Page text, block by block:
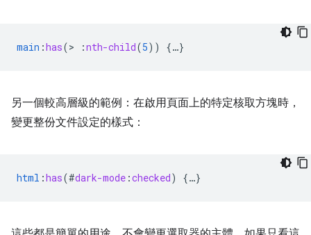
main :has(> :nth-child(5)) {…}
另一個較高層級的範例：在啟用頁面上的特定核取方塊時，
變更整份文件設定的樣式：
html :has(#dark-mode :checked) {…}